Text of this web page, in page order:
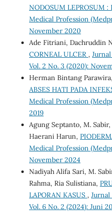
NODOSUM LEPROSUM :
Medical Profession
November 2020
Ade Fitriani, Dachruddin
CORNEAL ULCER ,
Vol. 2 No. 3 (2020):
Herman Bintang
ABSES HATI PADA
Medical Profession
2019
Agung Septanto, M.
Haerani Harun,
Medical Profession
November 2024
Nadiyah Alifa Sari, M.
Rahma, Ria Sulistiana,
LAPORAN KASUS , Jurnal
Vol. 6 No. 2 (2024): Juni